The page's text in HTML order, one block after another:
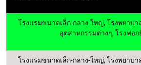
โรงแรมขนาดเล็ก-กลาง-ใหญ่, โรงพยาบา
อุตสาหกรรมต่างๆ, โรงฟอก
โรงแรมขนาดเล็ก-กลาง-ใหญ่, โรงพยาบา